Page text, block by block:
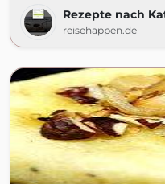
Rezepte nach
reisehappen.de